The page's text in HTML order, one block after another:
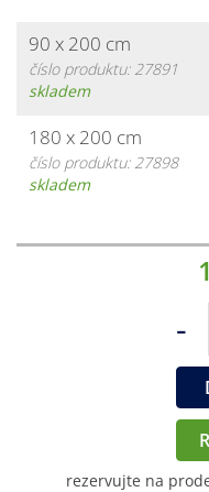
90 x 200 cm
číslo produktu: 27891
skladem
180 x 200 cm
číslo produktu: 27898
skladem
-
rezervujte na